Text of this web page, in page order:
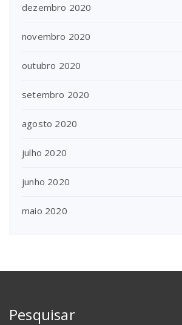
dezembro 2020
novembro 2020
outubro 2020
setembro 2020
agosto 2020
julho 2020
junho 2020
maio 2020
Pesquisar